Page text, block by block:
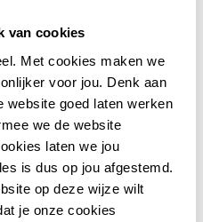
van cookies
Met cookies maken we
voor jou. Denk aan
website goed laten werken
we de website
laten we jou
is dus op jou afgestemd.
op deze wijze wilt
je onze cookies
Blue Box
Blue Box unicorn
sandalen met lichtjes
lila
29,992499